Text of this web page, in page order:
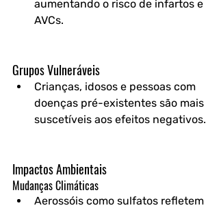
aumentando o risco de infartos e
AVCs.
Grupos Vulneráveis
Crianças, idosos e pessoas com
doenças pré-existentes são mais
suscetíveis aos efeitos negativos.
Impactos Ambientais
Mudanças Climáticas
Aerossóis como sulfatos refletem